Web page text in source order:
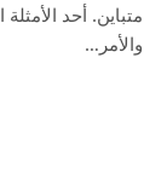
والأمر…